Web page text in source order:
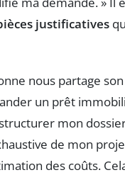
justificatives
nous partage
un prêt
mon
de mon
des coûts.